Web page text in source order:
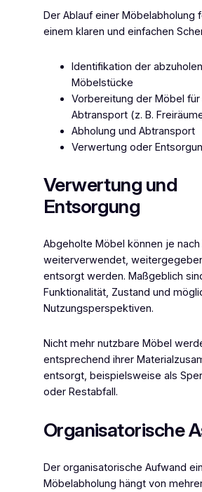
Der Ablauf einer Möbelabholung
einem klaren und einfachen
Identifikation der
Möbelstücke
Vorbereitung der Möbel für
Abtransport (z. B.
Abholung und Abtransport
Verwertung oder
Verwertung und
Entsorgung
Abgeholte Möbel können je nach
weiterverwendet,
entsorgt werden. Maßgeblich
Funktionalität, Zustand und
Nutzungsperspektiven.
Nicht mehr nutzbare Möbel
entsprechend ihrer
entsorgt, beispielsweise als
oder Restabfall.
Organisatorische
Der organisatorische Aufwand
Möbelabholung hängt von